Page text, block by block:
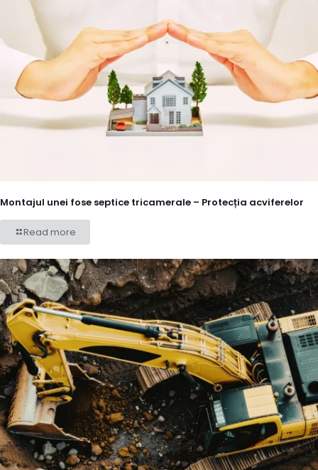
Montajul unei fose septice tricamerale – Protecția acviferelor
Read more